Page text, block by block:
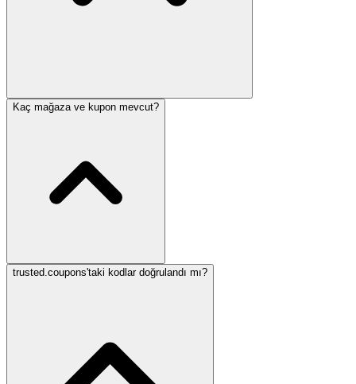
Kaç mağaza ve kupon mevcut?
trusted.coupons'taki kodlar doğrulandı mı?